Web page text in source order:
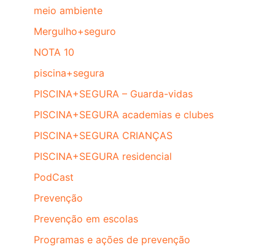
meio ambiente
Mergulho+seguro
NOTA 10
piscina+segura
PISCINA+SEGURA – Guarda-vidas
PISCINA+SEGURA academias e clubes
PISCINA+SEGURA CRIANÇAS
PISCINA+SEGURA residencial
PodCast
Prevenção
Prevenção em escolas
Programas e ações de prevenção